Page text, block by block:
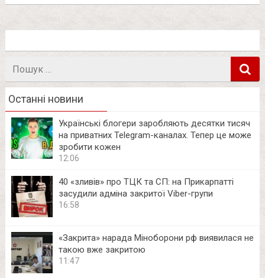
Останні новини
Українські блогери заробляють десятки тисяч
на приватних Telegram-каналах. Тепер це може
зробити кожен
12:06
40 «зливів» про ТЦК та СП: на Прикарпатті
засудили адміна закритої Viber-групи
16:58
«Закрита» нарада Міноборони рф виявилася не
такою вже закритою
11:47